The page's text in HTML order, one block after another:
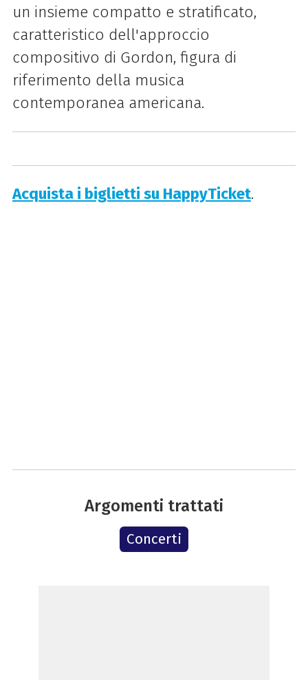
un insieme compatto e stratificato,
caratteristico dell'approccio
compositivo di Gordon, figura di
riferimento della musica
contemporanea americana.
Acquista i biglietti su HappyTicket.
Argomenti trattati
Concerti